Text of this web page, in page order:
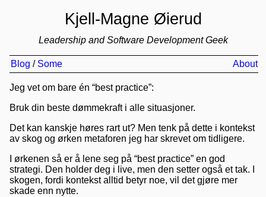
Kjell-Magne Øierud
Leadership and Software Development Geek
Blog / Some About
Jeg vet om bare én “best practice”:
Bruk din beste dømmekraft i alle situasjoner.
Det kan kanskje høres rart ut? Men tenk på dette i kontekst
av skog og ørken metaforen jeg har skrevet om tidligere.
I ørkenen så er å lene seg på “best practice” en god
strategi. Den holder deg i live, men den setter også et tak. I
skogen, fordi kontekst alltid betyr noe, vil det gjøre mer
skade enn nytte.